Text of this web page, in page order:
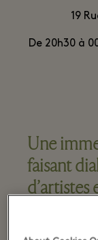
19
De 20h30 à
Une
faisant
d’artistes